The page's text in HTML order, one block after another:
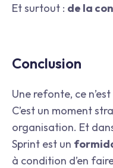
Et surtout : de la
Conclusion
Une refonte, ce
C’est un moment
organisation. Et
Sprint est un
à condition d’en